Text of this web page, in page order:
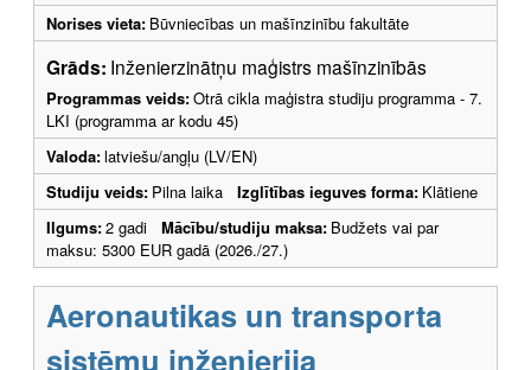
Norises vieta: Būvniecības un mašīnzinību fakultāte
Grāds: Inženierzinātņu maģistrs mašīnzinībās
Programmas veids:Otrā cikla maģistra studiju programma - 7.
LKI (programma ar kodu 45)
Valoda:latviešu/angļu (LV/EN)
Studiju veids: Pilna laika Izglītības ieguves forma: Klātiene
Ilgums:2 gadi Mācību/studiju maksa: Budžets vai par
maksu: 5300 EUR gadā (2026./27.)
Aeronautikas un transporta
sistēmu inženierija